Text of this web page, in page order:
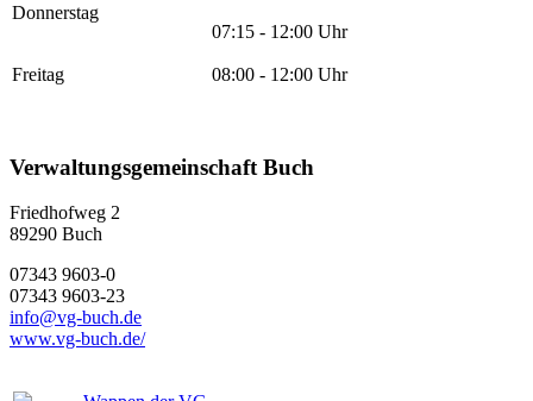
Donnerstag
07:15 - 12:00 Uhr
Freitag 08:00 - 12:00 Uhr
Verwaltungsgemeinschaft Buch
Friedhofweg 2
89290 Buch
07343 9603-0
07343 9603-23
info@vg-buch.de
www.vg-buch.de/